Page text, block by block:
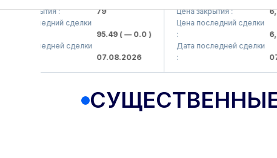
закрытия :
79
последний сделки
95.49( — 0.0 )
последней сделки
07.08.2026
Цена закрытия :
6,099
Цена последний сделки
6,400
Дата последней сделки